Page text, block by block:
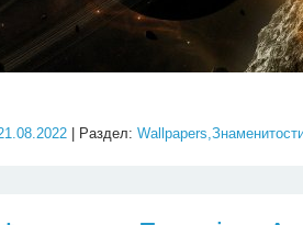
| Раздел: